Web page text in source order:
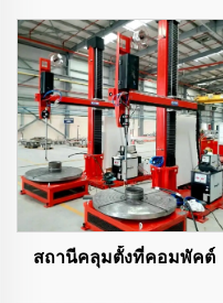
สถานีคลุมตั้งที่คอมพัคต์